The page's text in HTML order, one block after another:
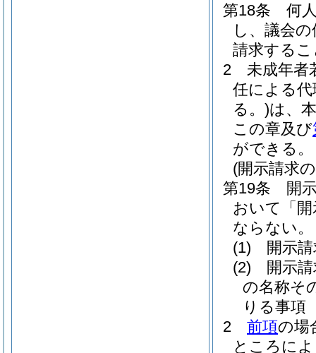
第18条
何
し、議会
請求する
2
未成年者
任による代
る。)は、
この章及び
ができる。
(開示請求
第19条
開
おいて「
ならない。
(1)
開示
(2)
開示
の名称そ
りる事項
2
前項の場
ところに